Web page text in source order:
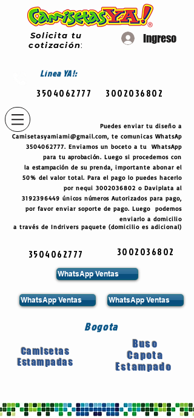
Solicita tu
cotización:
Ingreso
LíneaYA!:
3504062777 3002036802
Puedes enviar tu diseño a
Camisetasyamiami@gmail.com, te comunicas WhatsAp
3504062777. Enviamos un boceto a tu WhatsApp
para tu aprobación. Luego si procedemos con
laestampación de su prenda, importante abonar el
50% del valor total. Para el pago lo puedes hacerlo
por nequi 3002036802 o Daviplata al
3192396449 únicos números Autorizados para pago,
por favor enviar soporte de pago. Luego podemos
enviarlo a domicilio
a través de Indrivers paquete (domicilio es adicional)
3504062777 3002036802
WhatsApp Ventas
WhatsApp Ventas WhatsApp Ventas
Bogota
Camisetas
Estampadas
Buso
Capota
Estampado